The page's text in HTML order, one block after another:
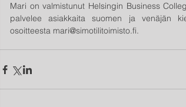
Mari on valmistunut Helsingin Business
palvelee asiakkaita suomen ja venäjän
osoitteesta mari@simotilitoimisto.fi.